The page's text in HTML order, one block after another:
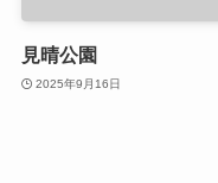
見晴公園
2025年9月16日